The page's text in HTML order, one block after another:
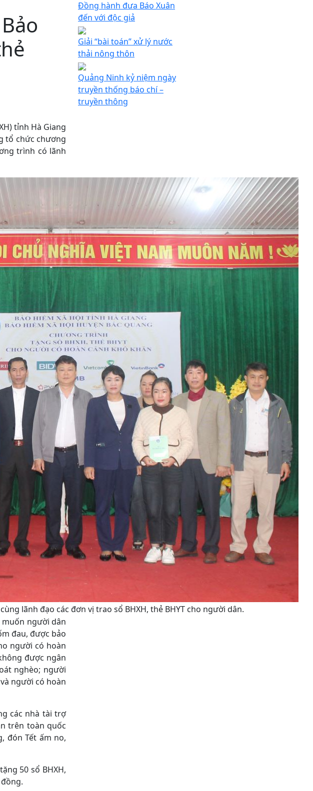
tỉnh Hà Giang
tổ chức chương
trình có lãnh
lãnh đạo các đơn vị trao sổ BHXH, thẻ BHYT cho người dân.
muốn người dân
đau, được bảo
người có hoàn
được ngân
nghèo; người
người có hoàn
các nhà tài trợ
trên toàn quốc
đón Tết ấm no,
50 sổ BHXH,
Đồng hành đưa Báo Xuân
đến với độc giả
Giải “bài toán” xử lý nước
thải nông thôn
Quảng Ninh kỷ niệm ngày
truyền thống báo chí –
truyền thông